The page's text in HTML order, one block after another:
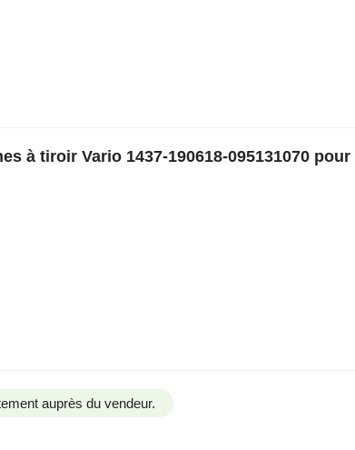
à tiroir Vario 1437-190618-095131070 pour
auprès du vendeur.